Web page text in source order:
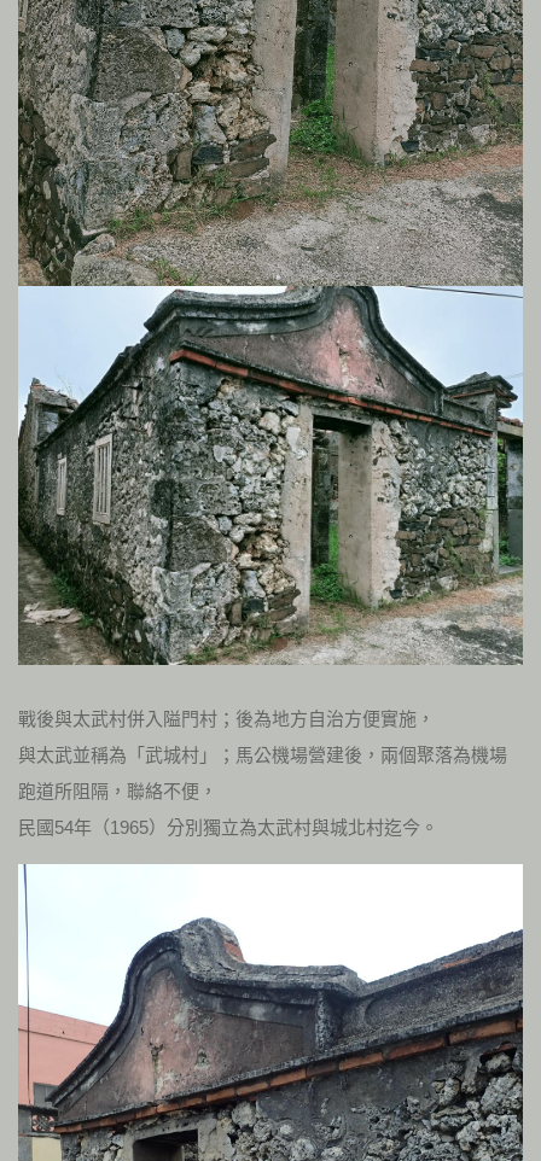
戰後與太武村併入隘門村；後為地方自治方便實施，
與太武並稱為「武城村」；馬公機場營建後，兩個聚落為機場
跑道所阻隔，聯絡不便，
民國54年（1965）分別獨立為太武村與城北村迄今。